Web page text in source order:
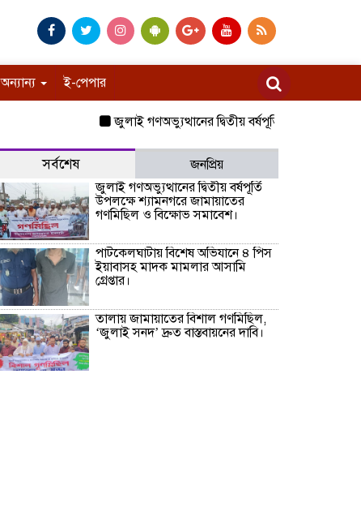
অন্যান্য ই-পেপার
জুলাই গণঅভ্যুত্থানের দ্বিতীয় বর্ষপূর্তি উপলক্ষে
সর্বশেষ
জনপ্রিয়
জুলাই গণঅভ্যুত্থানের দ্বিতীয় বর্ষপূর্তি
উপলক্ষে শ্যামনগরে জামায়াতের
গণমিছিল ও বিক্ষোভ সমাবেশ।
পাটকেলঘাটায় বিশেষ অভিযানে ৪ পিস
ইয়াবাসহ মাদক মামলার আসামি
গ্রেপ্তার।
তালায় জামায়াতের বিশাল গণমিছিল,
‘জুলাই সনদ’ দ্রুত বাস্তবায়নের দাবি।